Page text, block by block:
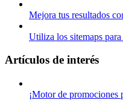
Mejora tus resultados
Utiliza los sitemaps
Artículos de interés
¡Motor de promociones